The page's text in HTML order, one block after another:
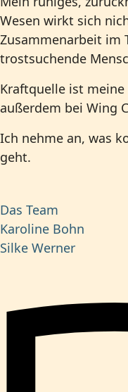
Wesen wirkt sich
Zusammenarbeit im
trostsuchende
Kraftquelle ist
außerdem bei Wing
Ich nehme an, was
geht.
Das Team
Karoline Bohn
Silke Werner